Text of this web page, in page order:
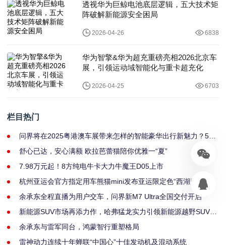
透视华为巨鲸电池底层逻辑，五大技术矩
阵破解新能源安全困局
2026-04-26 6838
华为智擎&华为超充重磅亮相2026北京车
展，引领运动域智能化与重卡超充化
2026-04-25 6703
栏目热门
问界将在2025粤港澳车展带来怎样的智能豪华出行新魅力？5月
舒心已达，安心满额 欧拉芭蕾猫陪你优雅一“夏”
7.98万元起！8方纯电牛卡大力牛魔王D05上市
杭州亚运会官方指定用车熊猫mini发布亚运限定色“西湖蓝”献礼
余承东全程直播为用户交车，问界新M7 Ultra全国交付开启
新能源SUV市场再添力作，哈弗猛龙实力引领新能源越野SUV新
余承东与雷军同台，鸿蒙智行重塑格局
雷神动力连续十年蝉联“中国心”十佳发动机及混动系统